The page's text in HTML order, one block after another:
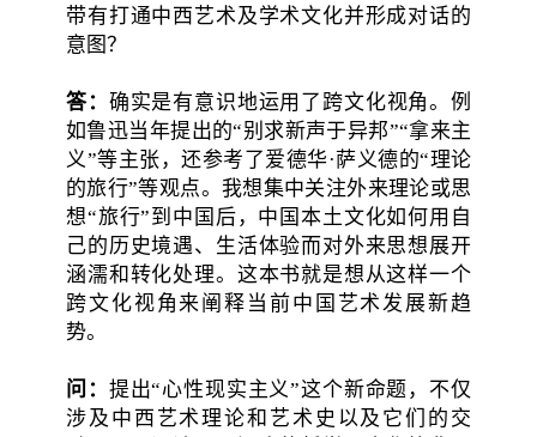
带有打通中西艺术及学术文化并形成对话的
意图？
答： 确实是有意识地运用了跨文化视角。例
如鲁迅当年提出的“别求新声于异邦”“拿来主
义”等主张，还参考了爱德华·萨义德的“理论
的旅行”等观点。我想集中关注外来理论或思
想“旅行”到中国后，中国本土文化如何用自
己的历史境遇、生活体验而对外来思想展开
涵濡和转化处理。这本书就是想从这样一个
跨文化视角来阐释当前中国艺术发展新趋
势。
问： 提出“心性现实主义”这个新命题，不仅
涉及中西艺术理论和艺术史以及它们的交